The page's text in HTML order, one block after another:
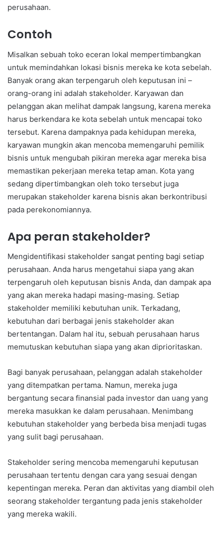
perusahaan.
Contoh
Misalkan sebuah toko eceran lokal mempertimbangkan
untuk memindahkan lokasi bisnis mereka ke kota sebelah.
Banyak orang akan terpengaruh oleh keputusan ini –
orang-orang ini adalah stakeholder. Karyawan dan
pelanggan akan melihat dampak langsung, karena mereka
harus berkendara ke kota sebelah untuk mencapai toko
tersebut. Karena dampaknya pada kehidupan mereka,
karyawan mungkin akan mencoba memengaruhi pemilik
bisnis untuk mengubah pikiran mereka agar mereka bisa
memastikan pekerjaan mereka tetap aman. Kota yang
sedang dipertimbangkan oleh toko tersebut juga
merupakan stakeholder karena bisnis akan berkontribusi
pada perekonomiannya.
Apa peran stakeholder?
Mengidentifikasi stakeholder sangat penting bagi setiap
perusahaan. Anda harus mengetahui siapa yang akan
terpengaruh oleh keputusan bisnis Anda, dan dampak apa
yang akan mereka hadapi masing-masing. Setiap
stakeholder memiliki kebutuhan unik. Terkadang,
kebutuhan dari berbagai jenis stakeholder akan
bertentangan. Dalam hal itu, sebuah perusahaan harus
memutuskan kebutuhan siapa yang akan diprioritaskan.
Bagi banyak perusahaan, pelanggan adalah stakeholder
yang ditempatkan pertama. Namun, mereka juga
bergantung secara finansial pada investor dan uang yang
mereka masukkan ke dalam perusahaan. Menimbang
kebutuhan stakeholder yang berbeda bisa menjadi tugas
yang sulit bagi perusahaan.
Stakeholder sering mencoba memengaruhi keputusan
perusahaan tertentu dengan cara yang sesuai dengan
kepentingan mereka. Peran dan aktivitas yang diambil oleh
seorang stakeholder tergantung pada jenis stakeholder
yang mereka wakili.